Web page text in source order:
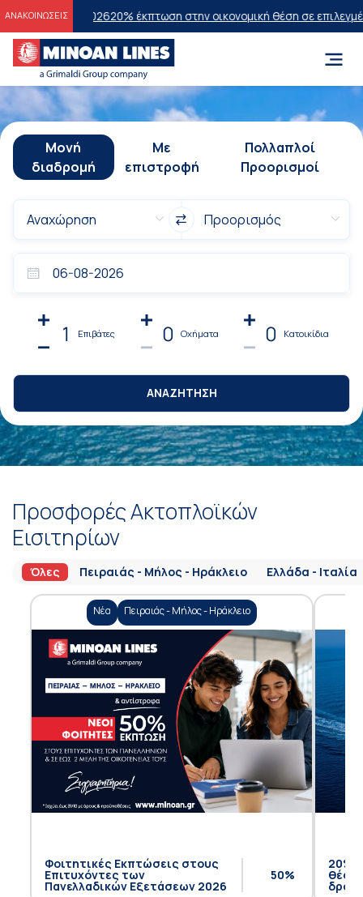
ΑΝΑΚΟΙΝΩΣΕΙΣ
202620% έκπτωση στην οικονομική θέση σε επιλεγμένα
Μονή
διαδρομή
Με
επιστροφή
Πολλαπλοί
Προορισμοί
1 Επιβάτες 0 Οχήματα 0 Κατοικίδια
ΑΝΑΖΗΤΗΣΗ
Προσφορές Ακτοπλοϊκών
Εισιτηρίων
Όλες Πειραιάς - Μήλος - Ηράκλειο Ελλάδα - Ιταλία
Νέα Πειραιάς - Μήλος - Ηράκλειο
Φοιτητικές Εκπτώσεις στους
Επιτυχόντες των
Πανελλαδικών Εξετάσεων 2026
50%
20%
θέση